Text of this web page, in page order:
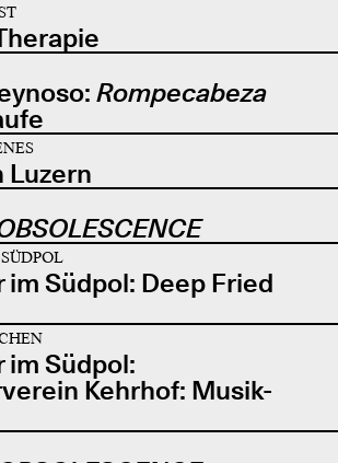
Rompecabeza
Luzern
im Südpol: Deep Fried
im Südpol:
Kehrhof: Musik-